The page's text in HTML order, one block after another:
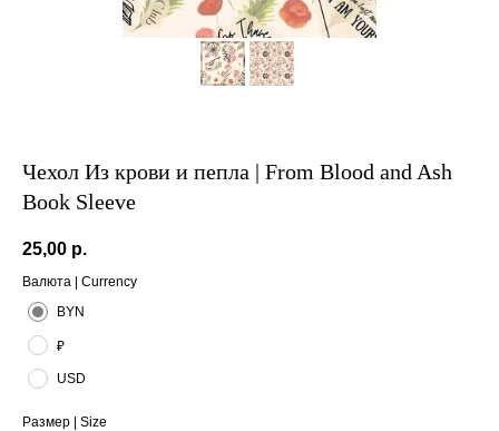
Чехол Из крови и пепла | From Blood and Ash
Book Sleeve
25,00 р.
Валюта | Currency
BYN
₽
USD
Размер | Size